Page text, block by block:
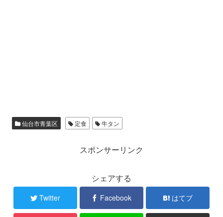
仙台市青葉区 定食 牛タン
スポンサーリンク
シェアする
Twitter Facebook はてブ